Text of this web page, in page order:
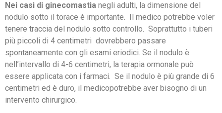
Nei casi di ginecomastia negli adulti, la dimensione del
nodulo sotto il torace è importante. Il medico potrebbe voler
tenere traccia del nodulo sotto controllo. Soprattutto i tuberi
più piccoli di 4 centimetri dovrebbero passare
spontaneamente con gli esami eriodici. Se il nodulo è
nell’intervallo di 4-6 centimetri, la terapia ormonale può
essere applicata con i farmaci. Se il nodulo è più grande di 6
centimetri ed è duro, il medicopotrebbe aver bisogno di un
intervento chirurgico.